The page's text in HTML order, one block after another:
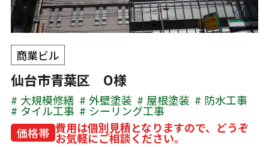
商業ビル
仙台市青葉区 O様
大規模修繕 外壁塗装 屋根塗装 防水工事
タイル工事
シーリング工事
価格帯 費用は個別見積となりますので、どうぞ
お気軽にご相談ください。